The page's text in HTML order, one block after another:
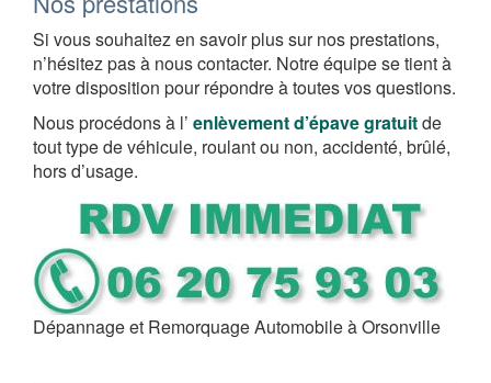
Si vous souhaitez en savoir plus sur nos prestations,
n’hésitez pas à nous contacter. Notre équipe se tient à
votre disposition pour répondre à toutes vos questions.
Nous procédons à l’ enlèvement d’épave gratuitde
tout type de véhicule, roulant ou non, accidenté, brûlé,
hors d’usage.
Dépannage et Remorquage Automobile à Orsonville